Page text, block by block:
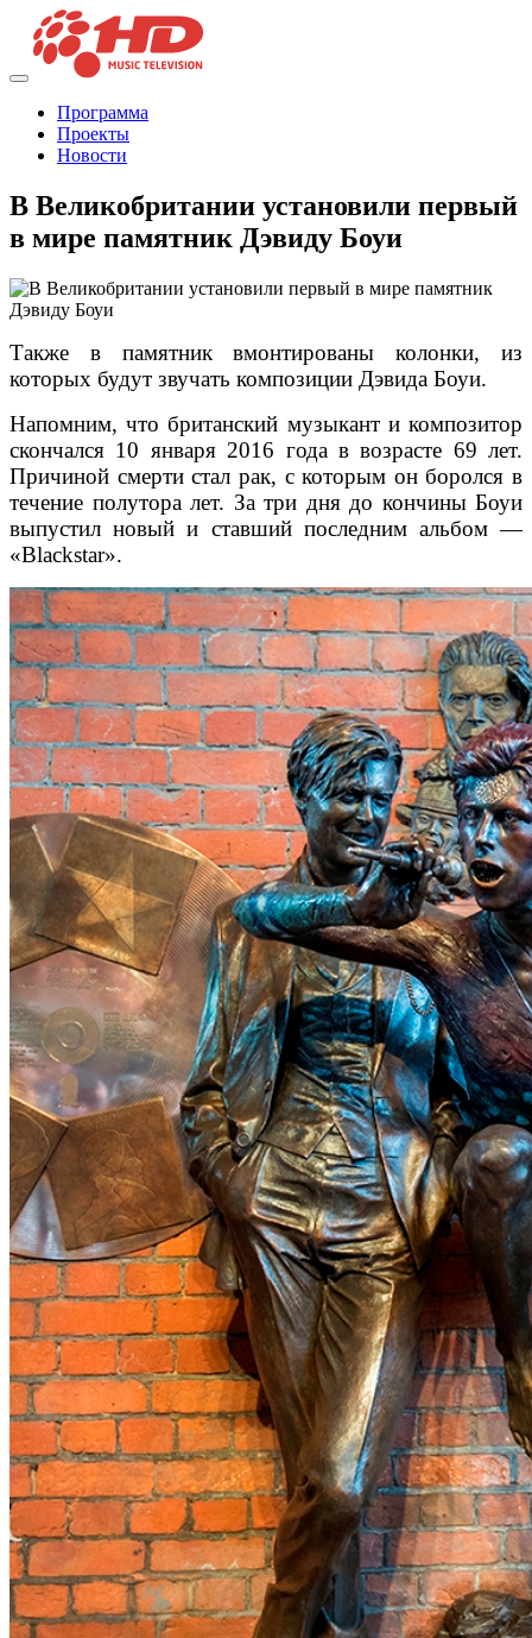
Программа
Проекты
Новости
В Великобритании установили первый
в мире памятник Дэвиду Боуи
Также в памятник вмонтированы колонки, из
которых будут звучать композиции Дэвида Боуи.
Напомним, что британский музыкант и композитор
скончался 10 января 2016 года в возрасте 69 лет.
Причиной смерти стал рак, с которым он боролся в
течение полутора лет. За три дня до кончины Боуи
выпустил новый и ставший последним альбом —
«Blackstar».